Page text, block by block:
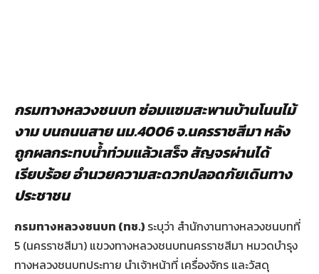
กรมทางหลวงชนบท ซ่อมแซมสะพานบ้านโนนไม้
งาม บนถนนสาย นม.4006 จ.นครราชสีมา หลัง
ถูกผลกระทบน้ำท่วมแล้วเสร็จ สัญจรผ่านได้
เรียบร้อย อำนวยความสะดวกปลอดภัยเดินทาง
ประชาชน
กรมทางหลวงชนบท (ทช.) ระบุว่า สำนักงานทางหลวงชนบทที่
5 (นครราชสีมา) แขวงทางหลวงชนบทนครราชสีมา หมวดบำรุง
ทางหลวงชนบทประทาย นำเจ้าหน้าที่ เครื่องจักร และวัสดุ